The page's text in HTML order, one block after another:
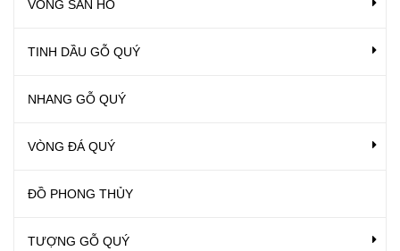
VÒNG SAN HÔ
TINH DẦU GỖ QUÝ
NHANG GỖ QUÝ
VÒNG ĐÁ QUÝ
ĐỒ PHONG THỦY
TƯỢNG GỖ QUÝ